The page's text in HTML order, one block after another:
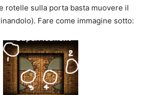
rotelle sulla porta basta muovere il
Fare come immagine sotto: